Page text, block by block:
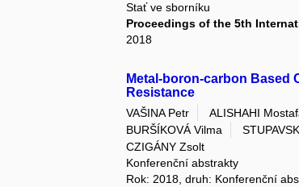
Stať ve sborníku
Proceedings of the 5th
2018
Metal-boron-carbon Based
Resistance
VAŠINA Petr ALISHAHI
BURŠÍKOVÁ Vilma
CZIGÁNY Zsolt
Konferenční abstrakty
Rok: 2018, druh: Konferenční